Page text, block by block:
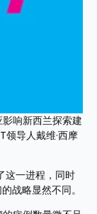
响新西兰探索建
领导人戴维·西摩
这一进程，同时
战略显然不同。